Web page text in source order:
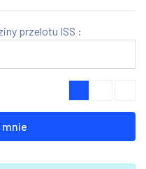
przelotu ISS :